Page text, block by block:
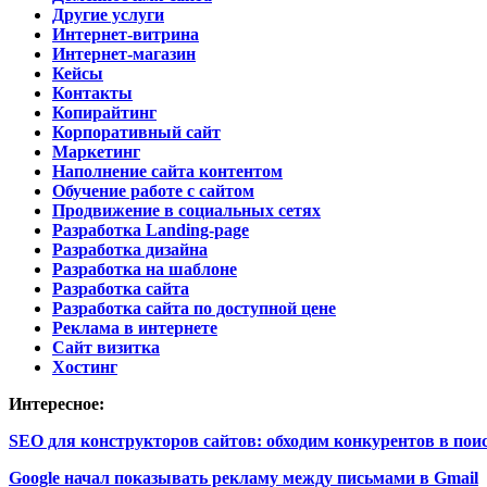
Другие услуги
Интернет-витрина
Интернет-магазин
Кейсы
Контакты
Копирайтинг
Корпоративный сайт
Маркетинг
Наполнение сайта контентом
Обучение работе с сайтом
Продвижение в социальных сетях
Разработка Landing-page
Разработка дизайна
Разработка на шаблоне
Разработка сайта
Разработка сайта по доступной цене
Реклама в интернете
Сайт визитка
Хостинг
Интересное:
SEO для конструкторов сайтов: обходим конкурентов в
Google начал показывать рекламу между письмами в Gmail